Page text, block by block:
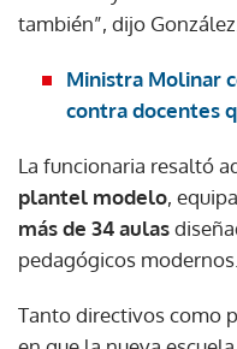
también”, dijo
Ministra Molinar
contra docentes
La funcionaria resaltó
plantel modelo,
más de 34 aulas
pedagógicos
Tanto directivos como